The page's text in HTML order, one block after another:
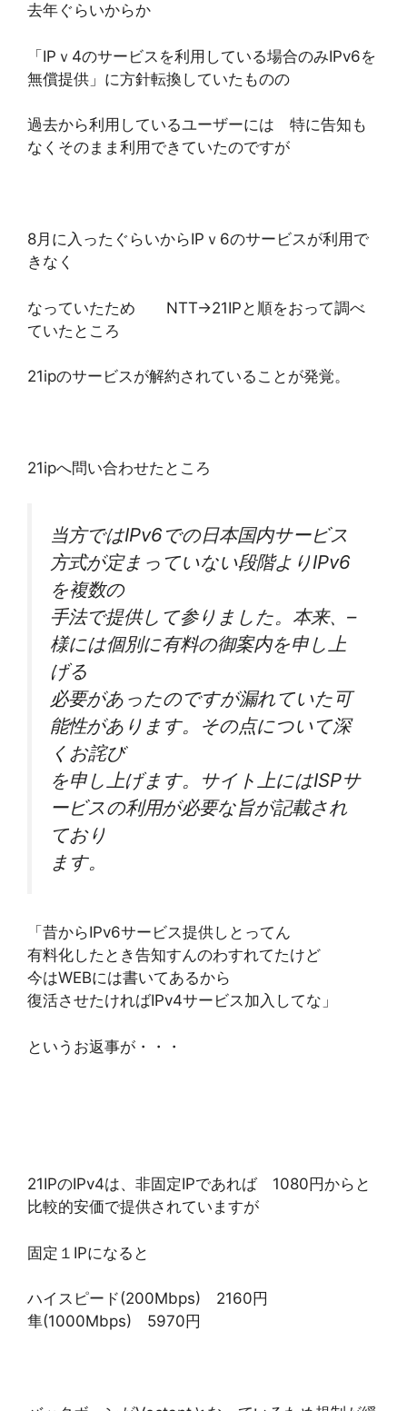
去年ぐらいからか
「IPｖ4のサービスを利用している場合のみIPv6を
無償提供」に方針転換していたものの
過去から利用しているユーザーには 特に告知も
なくそのまま利用できていたのですが
8月に入ったぐらいからIPｖ6のサービスが利用で
きなく
なっていたため NTT→21IPと順をおって調べ
ていたところ
21ipのサービスが解約されていることが発覚。
21ipへ問い合わせたところ
当方ではIPv6での日本国内サービス
方式が定まっていない段階よりIPv6
を複数の
手法で提供して参りました。本来、–
様には個別に有料の御案内を申し上
げる
必要があったのですが漏れていた可
能性があります。その点について深
くお詫び
を申し上げます。サイト上にはISPサ
ービスの利用が必要な旨が記載され
ており
ます。
「昔からIPv6サービス提供しとってん
有料化したとき告知すんのわすれてたけど
今はWEBには書いてあるから
復活させたければIPv4サービス加入してな」
というお返事が・・・
21IPのIPv4は、非固定IPであれば 1080円からと
比較的安価で提供されていますが
固定１IPになると
ハイスピード(200Mbps) 2160円
隼(1000Mbps) 5970円